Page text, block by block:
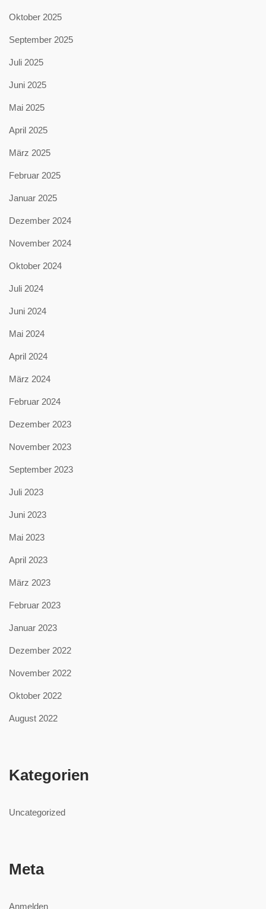
Oktober 2025
September 2025
Juli 2025
Juni 2025
Mai 2025
April 2025
März 2025
Februar 2025
Januar 2025
Dezember 2024
November 2024
Oktober 2024
Juli 2024
Juni 2024
Mai 2024
April 2024
März 2024
Februar 2024
Dezember 2023
November 2023
September 2023
Juli 2023
Juni 2023
Mai 2023
April 2023
März 2023
Februar 2023
Januar 2023
Dezember 2022
November 2022
Oktober 2022
August 2022
Kategorien
Uncategorized
Meta
Anmelden